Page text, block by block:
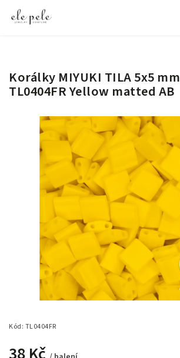
Korálky MIYUKI TILA 5x5 mm
TL0404FR Yellow matted AB
Kód: TL0404FR